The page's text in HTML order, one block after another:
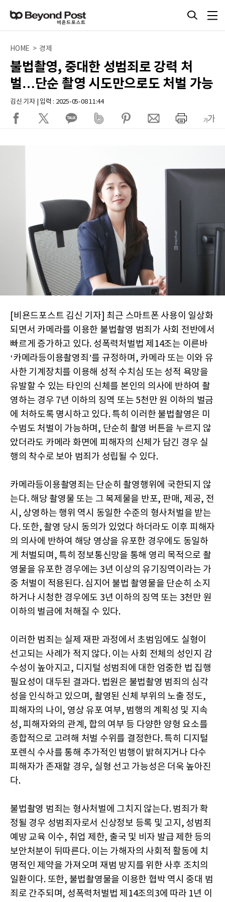
HOME > 경제
불법촬영, 중대한 성범죄로 강력 처
벌…단순 촬영 시도만으로도 처벌 가능
김신 기자 | 입력 : 2025-05-08 11:44
[비욘드포스트 김신 기자] 최근 스마트폰 사용이 일상화
되면서 카메라를 이용한 불법촬영 범죄가 사회 전반에서
빠르게 증가하고 있다. 성폭력처벌법 제14조는 이른바
‘카메라등이용촬영죄’를 규정하며, 카메라 또는 이와 유
사한 기계장치를 이용해 성적 수치심 또는 성적 욕망을
유발할 수 있는 타인의 신체를 본인의 의사에 반하여 촬
영하는 경우 7년 이하의 징역 또는 5천만 원 이하의 벌금
에 처하도록 명시하고 있다. 특히 이러한 불법촬영은 미
수범도 처벌이 가능하며, 단순히 촬영 버튼을 누르지 않
았더라도 카메라 화면에 피해자의 신체가 담긴 경우 실
행의 착수로 보아 범죄가 성립될 수 있다.
카메라등이용촬영죄는 단순히 촬영행위에 국한되지 않
는다. 해당 촬영물 또는 그 복제물을 반포, 판매, 제공, 전
시, 상영하는 행위 역시 동일한 수준의 형사처벌을 받는
다. 또한, 촬영 당시 동의가 있었다 하더라도 이후 피해자
의 의사에 반하여 해당 영상을 유포한 경우에도 동일하
게 처벌되며, 특히 정보통신망을 통해 영리 목적으로 촬
영물을 유포한 경우에는 3년 이상의 유기징역이라는 가
중 처벌이 적용된다. 심지어 불법 촬영물을 단순히 소지
하거나 시청한 경우에도 3년 이하의 징역 또는 3천만 원
이하의 벌금에 처해질 수 있다.
이러한 범죄는 실제 재판 과정에서 초범임에도 실형이
선고되는 사례가 적지 않다. 이는 사회 전체의 성인지 감
수성이 높아지고, 디지털 성범죄에 대한 엄중한 법 집행
필요성이 대두된 결과다. 법원은 불법촬영 범죄의 심각
성을 인식하고 있으며, 촬영된 신체 부위의 노출 정도,
피해자의 나이, 영상 유포 여부, 범행의 계획성 및 지속
성, 피해자와의 관계, 합의 여부 등 다양한 양형 요소를
종합적으로 고려해 처벌 수위를 결정한다. 특히 디지털
포렌식 수사를 통해 추가적인 범행이 밝혀지거나 다수
피해자가 존재할 경우, 실형 선고 가능성은 더욱 높아진
다.
불법촬영 범죄는 형사처벌에 그치지 않는다. 범죄가 확
정될 경우 성범죄자로서 신상정보 등록 및 고지, 성범죄
예방 교육 이수, 취업 제한, 출국 및 비자 발급 제한 등의
보안처분이 뒤따른다. 이는 가해자의 사회적 활동에 치
명적인 제약을 가져오며 재범 방지를 위한 사후 조치의
일환이다. 또한, 불법촬영물을 이용한 협박 역시 중대 범
죄로 간주되며, 성폭력처벌법 제14조의3에 따라 1년 이